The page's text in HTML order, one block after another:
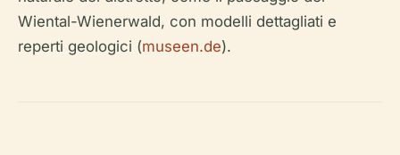
Wiental-Wienerwald, con modelli dettagliati e
reperti geologici (museen.de).